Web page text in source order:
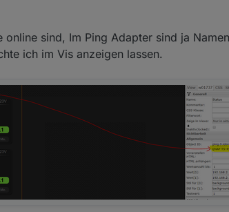
eines State in Vis anzuzeigen?
anzeigen lassen.
sind, Im Ping Adapter sind ja
ich im Vis anzeigen lassen.